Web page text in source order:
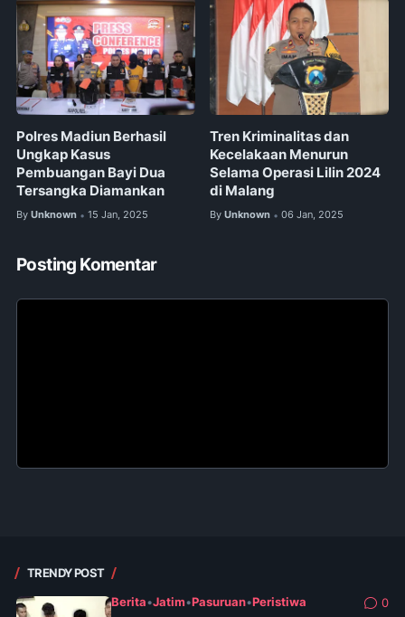
Polres Madiun Berhasil
Ungkap Kasus
Pembuangan Bayi Dua
Tersangka Diamankan
By Unknown • 15 Jan, 2025
Tren Kriminalitas dan
Kecelakaan Menurun
Selama Operasi Lilin 2024
di Malang
By Unknown • 06 Jan, 2025
Posting Komentar
TRENDY POST
Berita•Jatim•Pasuruan•Peristiwa 0